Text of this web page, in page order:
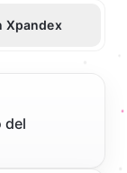
Xpandex
del